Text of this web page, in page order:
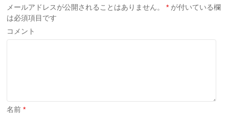
メールアドレスが公開されることはありません。 * が付いている欄
は必須項目です
コメント
名前*